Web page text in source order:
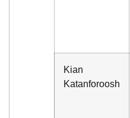
Kian
Katanforoosh